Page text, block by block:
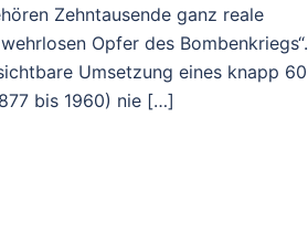
Zehntausende ganz reale
Opfer des Bombenkriegs“.
Umsetzung eines knapp 60
bis 1960) nie […]